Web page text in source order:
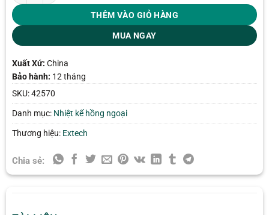
THÊM VÀO GIỎ HÀNG
MUA NGAY
Xuất Xứ: China
Bảo hành: 12 tháng
SKU:42570
Danh mục: Nhiệt kế hồng ngoại
Thương hiệu: Extech
Chia sẻ: